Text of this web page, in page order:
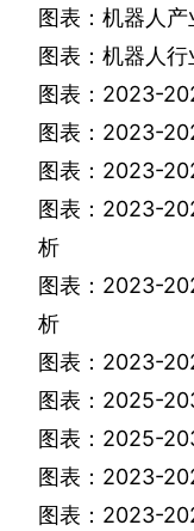
图表：机器人
图表：机器人
图表： 2023-
图表： 2023-
图表： 2023-
图表： 2023-
析
图表： 2023-
析
图表： 2023-
图表： 2025-
图表： 2025-
图表： 2023-
图表： 2023-